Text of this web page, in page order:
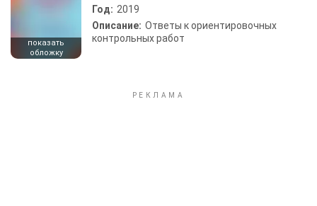
показать
обложку
Год: 2019
Описание: Ответы к ориентировочных
контрольных работ